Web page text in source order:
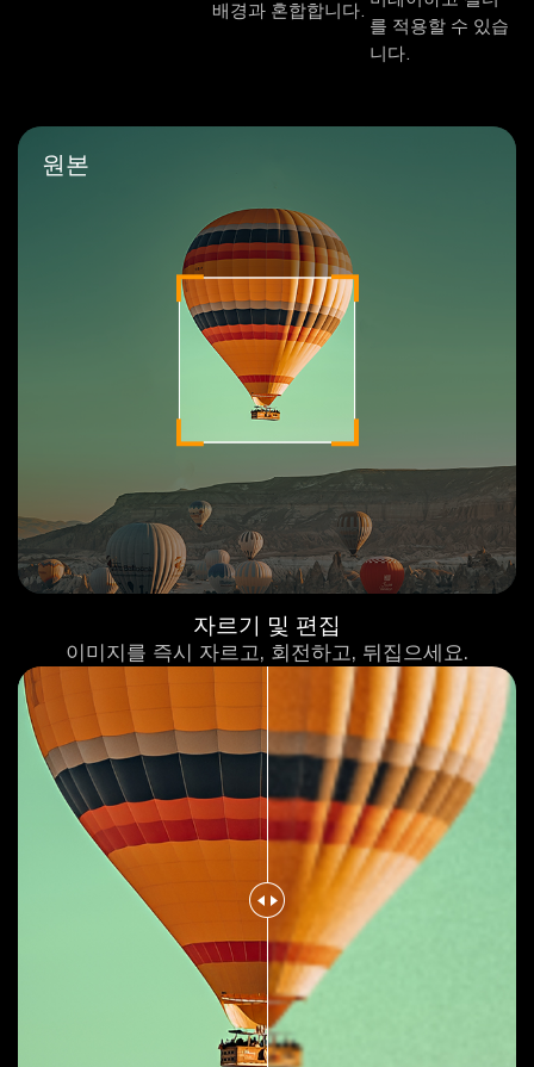
배경과 혼합합니다.
를 적용할 수 있습
니다.
원본
자르기 및 편집
이미지를 즉시 자르고, 회전하고, 뒤집으세요.